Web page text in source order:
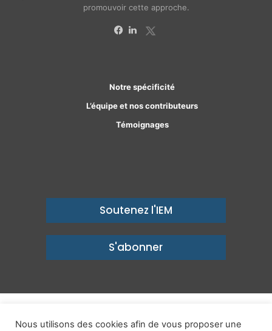
promouvoir cette approche.
Notre spécificité
L’équipe et nos contributeurs
Témoignages
Soutenez l'IEM
S'abonner
Nous utilisons des cookies afin de vous proposer une